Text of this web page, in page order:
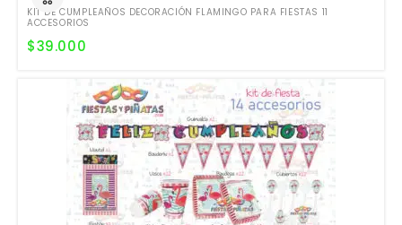
KIT DE CUMPLEAÑOS DECORACIÓN FLAMINGO PARA FIESTAS 11
ACCESORIOS
$39.000